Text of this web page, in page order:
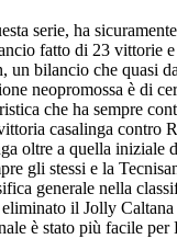
serie, ha
fatto di 23 vittorie
un bilancio che quasi
neopromossa è di
che ha sempre
casalinga contro
oltre a quella
gli stessi e la
generale nella
il Jolly
è stato più facile